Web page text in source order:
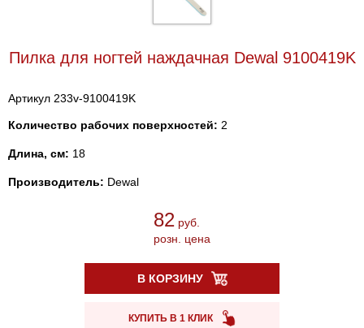
Пилка для ногтей наждачная Dewal 9100419K
Артикул 233v-9100419K
Количество рабочих поверхностей: 2
Длина, см: 18
Производитель: Dewal
82 руб.
розн. цена
В КОРЗИНУ
КУПИТЬ В 1 КЛИК